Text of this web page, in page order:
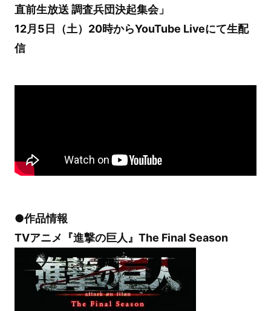
直前生放送 調査兵団決起集会」
12月5日（土）20時からYouTube Liveにて生配
信
●作品情報
TVアニメ『進撃の巨人』The Final Season